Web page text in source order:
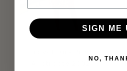
Abstracte 2092
SIGN ME
NO,